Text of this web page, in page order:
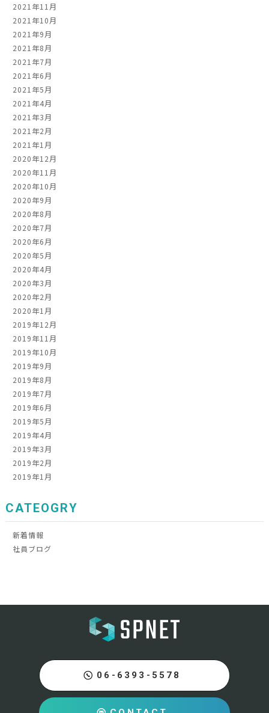
2021年11月
2021年10月
2021年9月
2021年8月
2021年7月
2021年6月
2021年5月
2021年4月
2021年3月
2021年2月
2021年1月
2020年12月
2020年11月
2020年10月
2020年9月
2020年8月
2020年7月
2020年6月
2020年5月
2020年4月
2020年3月
2020年2月
2020年1月
2019年12月
2019年11月
2019年10月
2019年9月
2019年8月
2019年7月
2019年6月
2019年5月
2019年4月
2019年3月
2019年2月
2019年1月
CATEOGRY
新着情報
社員ブログ
06-6393-5578